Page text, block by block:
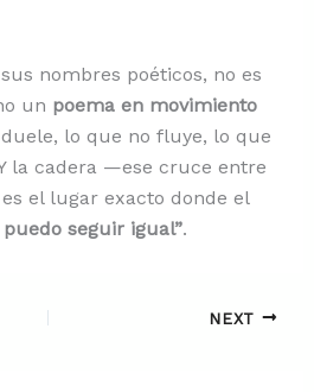
nombres poéticos, no es
un poema en movimiento
lo que no fluye, lo que
la cadera —ese cruce entre
el lugar exacto donde el
puedo seguir igual”.
NEXT